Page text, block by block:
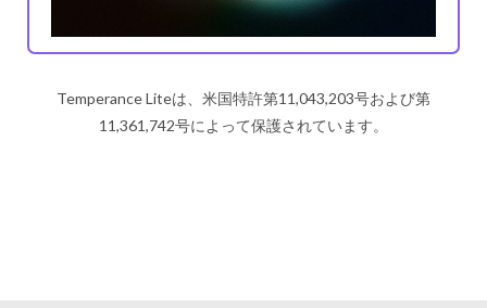
Temperance Liteは、米国特許第11,043,203号および第
11,361,742号によって保護されています。